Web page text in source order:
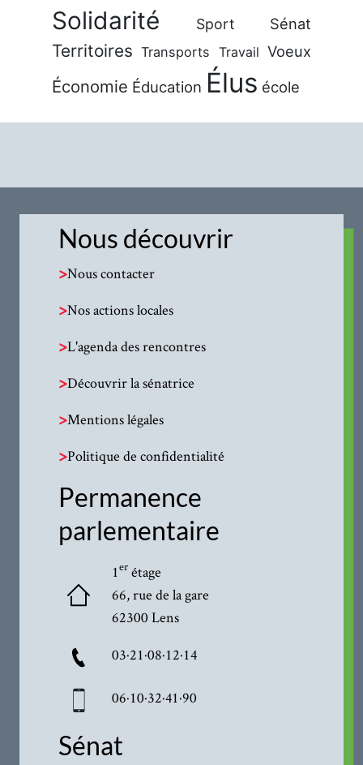
Solidarité Sport Sénat
Territoires Transports Travail Voeux
Économie Éducation Élus école
Nous découvrir
>Nous contacter
>Nos actions locales
>L'agenda des rencontres
>Découvrir la sénatrice
>Mentions légales
>Politique de confidentialité
Permanence
parlementaire
1erétage
66, rue de la gare
62300 Lens
03·21·08·12·14
06·10·32·41·90
Sénat